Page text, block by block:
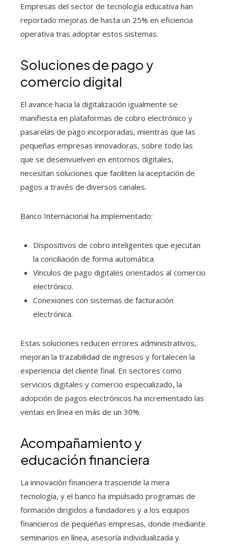
Empresas del sector de tecnología educativa han
reportado mejoras de hasta un 25% en eficiencia
operativa tras adoptar estos sistemas.
Soluciones de pago y
comercio digital
El avance hacia la digitalización igualmente se
manifiesta en plataformas de cobro electrónico y
pasarelas de pago incorporadas, mientras que las
pequeñas empresas innovadoras, sobre todo las
que se desenvuelven en entornos digitales,
necesitan soluciones que faciliten la aceptación de
pagos a través de diversos canales.
Banco Internacional ha implementado:
Dispositivos de cobro inteligentes que ejecutan
la conciliación de forma automática.
Vínculos de pago digitales orientados al comercio
electrónico.
Conexiones con sistemas de facturación
electrónica.
Estas soluciones reducen errores administrativos,
mejoran la trazabilidad de ingresos y fortalecen la
experiencia del cliente final. En sectores como
servicios digitales y comercio especializado, la
adopción de pagos electrónicos ha incrementado las
ventas en línea en más de un 30%.
Acompañamiento y
educación financiera
La innovación financiera trasciende la mera
tecnología, y el banco ha impulsado programas de
formación dirigidos a fundadores y a los equipos
financieros de pequeñas empresas, donde mediante
seminarios en línea, asesoría individualizada y